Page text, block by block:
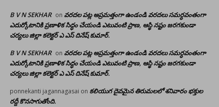
B V N SEKHAR on వరదల పట్ల అప్రమత్తంగా ఉండండి వరదలు సమర్ధవంతంగా
ఎదుర్కోటానికి ప్రణాళిక సిద్ధం చేయండి ఎటువంటి ప్రాణ, ఆస్థి నష్టం జరగకుండా
చర్యలు జిల్లా కలెక్టర్ ఎ ఎస్ దినేష్ కుమార్.
B V N SEKHAR on వరదల పట్ల అప్రమత్తంగా ఉండండి వరదలు సమర్ధవంతంగా
ఎదుర్కోటానికి ప్రణాళిక సిద్ధం చేయండి ఎటువంటి ప్రాణ, ఆస్థి నష్టం జరగకుండా
చర్యలు జిల్లా కలెక్టర్ ఎ ఎస్ దినేష్ కుమార్.
ponnekanti jagannagasai on కలియుగ దైవమైన తిరుమలలో శనివారం భక్తుల
రద్దీ కొనసాగుతోంది.